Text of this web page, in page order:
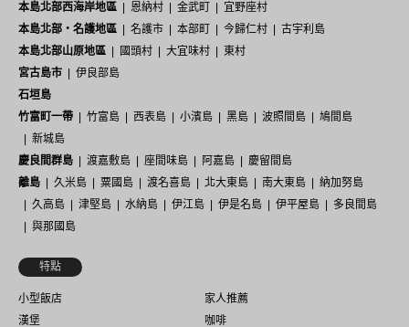
本島北部西海岸地區
恩納村 金武町
宜野座村
本島北部・名護地區
名護市 本部町 今歸仁村
古宇利島
本島北部山原地區
國頭村 大宜味村
東村
宮古島市
伊良部島
石垣島
竹富町一帶
竹富島 西表島 小濱島 黑島 波照間島
鳩間島
新城島
慶良間群島
渡嘉敷島 座間味島 阿嘉島
慶留間島
離島
久米島 粟國島 渡名喜島 北大東島 南大東島
納加努島
久高島
津堅島 水納島 伊江島 伊是名島 伊平屋島
多良間島
與那國島
特點
小型飯店
家人推薦
漢堡
咖啡